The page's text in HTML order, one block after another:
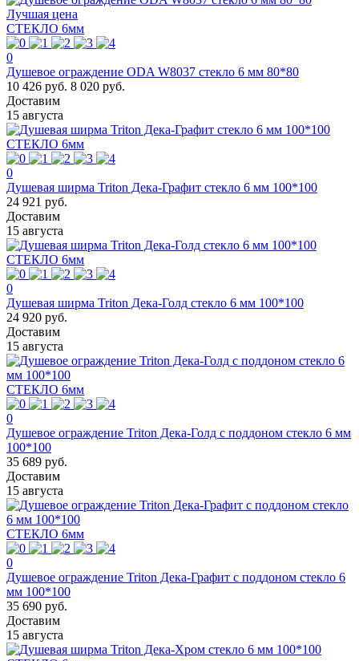
Лучшая цена
СТЕКЛО 6мм
0
Душевое ограждение ODA W8037 стекло 6 мм 80*80
10 426 руб. 8 020 руб.
Доставим
15 августа
СТЕКЛО 6мм
0
Душевая ширма Triton Дека-Графит стекло 6 мм 100*100
24 921 руб.
Доставим
15 августа
СТЕКЛО 6мм
0
Душевая ширма Triton Дека-Голд стекло 6 мм 100*100
24 920 руб.
Доставим
15 августа
СТЕКЛО 6мм
0
Душевое ограждение Triton Дека-Голд с поддоном стекло 6 мм
100*100
35 689 руб.
Доставим
15 августа
СТЕКЛО 6мм
0
Душевое ограждение Triton Дека-Графит с поддоном стекло 6
мм 100*100
35 690 руб.
Доставим
15 августа